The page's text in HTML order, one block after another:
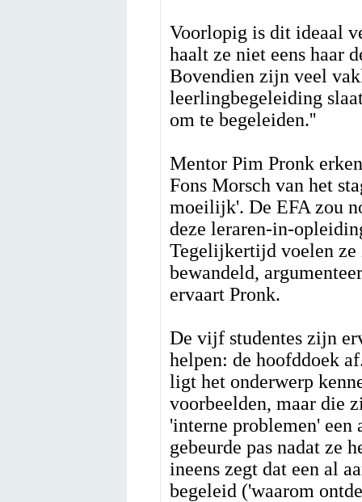
Voorlopig is dit ideaal
haalt ze niet eens haar
Bovendien zijn veel
leerlingbegeleiding
om te begeleiden.''
Mentor Pim Pronk
Fons Morsch van het
moeilijk'. De EFA zou
deze leraren-in-
Tegelijkertijd voelen ze
bewandeld,
ervaart Pronk.
De vijf studentes zijn
helpen: de hoofddoek
ligt het onderwerp
voorbeelden, maar die
'interne problemen'
gebeurde pas nadat ze
ineens zegt dat een al
begeleid ('waarom